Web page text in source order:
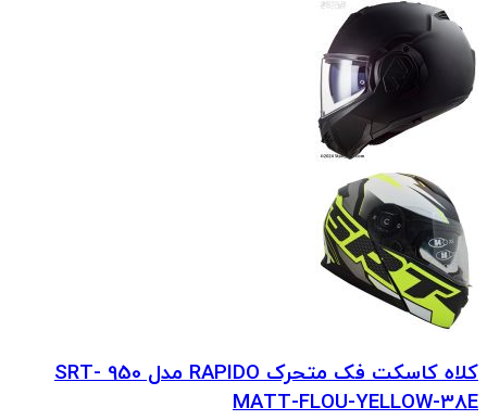
کلاه کاسکت فک متحرک RAPIDO مدل 950 SRT-
MATT-FLOU-YELLOW-38E